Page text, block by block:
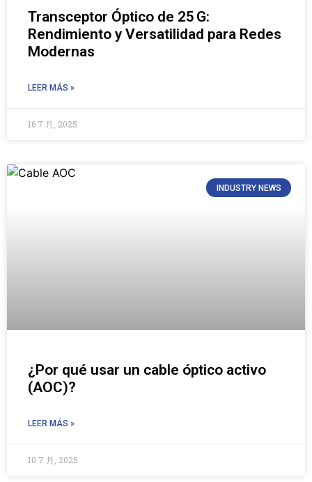
Transceptor Óptico de 25 G:
Rendimiento y Versatilidad para Redes
Modernas
LEER MÁS »
16 7 月, 2025
INDUSTRY NEWS
¿Por qué usar un cable óptico activo
(AOC)?
LEER MÁS »
10 7 月, 2025